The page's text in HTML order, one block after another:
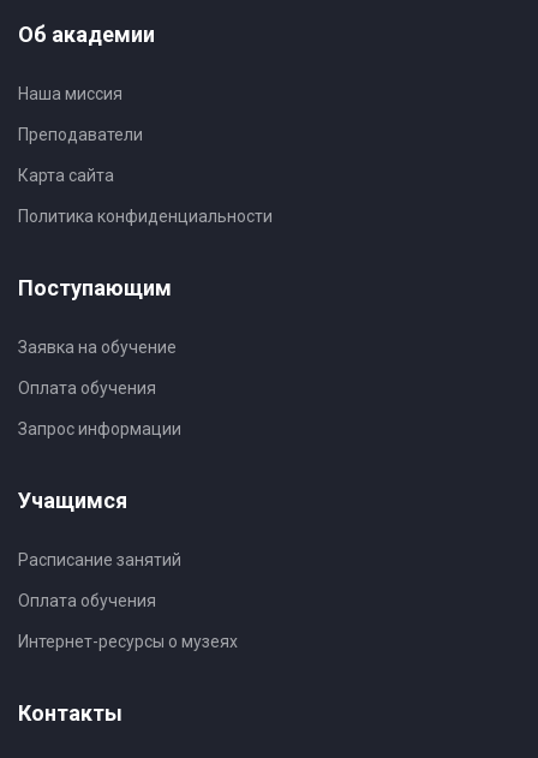
Об академии
Наша миссия
Преподаватели
Карта сайта
Политика конфиденциальности
Поступающим
Заявка на обучение
Оплата обучения
Запрос информации
Учащимся
Расписание занятий
Оплата обучения
Интернет-ресурсы о музеях
Контакты